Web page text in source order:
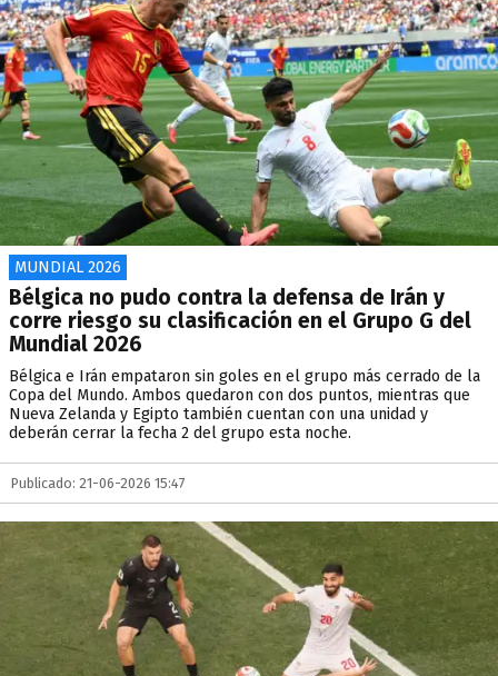
MUNDIAL 2026
Bélgica no pudo contra la defensa de Irán y
corre riesgo su clasificación en el Grupo G del
Mundial 2026
Bélgica e Irán empataron sin goles en el grupo más cerrado de la
Copa del Mundo. Ambos quedaron con dos puntos, mientras que
Nueva Zelanda y Egipto también cuentan con una unidad y
deberán cerrar la fecha 2 del grupo esta noche.
Publicado: 21-06-2026 15:47